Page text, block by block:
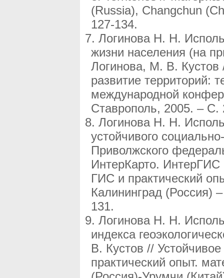
(Russia), Changchun
127-134.
Логинова Н. Н.
жизни населения (на
Логинова, М. В. Кустов
развитие территорий:
международной
Ставрополь, 2005. – С.
Логинова Н. Н.
устойчивого
Приволжского
ИнтерКарто. ИнтерГИС
ГИС и практический
Калининград (Россия)
131.
Логинова Н. Н.
индекса
В. Кустов //
практический опыт.